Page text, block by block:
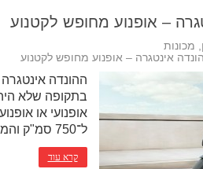
– אופנוע מחופש לקטנוע
, מכונות
אינטגרה – אופנוע מחופש לקטנוע
בתקופה שלא
אופנועי או
ל־750 סמ"ק והמשיך לבלבל
קרא עוד